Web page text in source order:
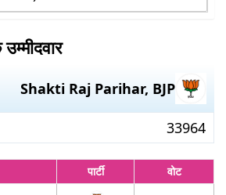
Shakti Raj Parihar, BJP
33964
पार्टी वोट